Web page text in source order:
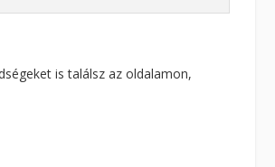
is találsz az oldalamon,